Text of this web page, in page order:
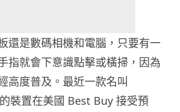
還是數碼相機和電腦，只要有一
指就會下意識點擊或橫掃，因為
高度普及。最近一款名叫
裝置在美國 Best Buy 接受預